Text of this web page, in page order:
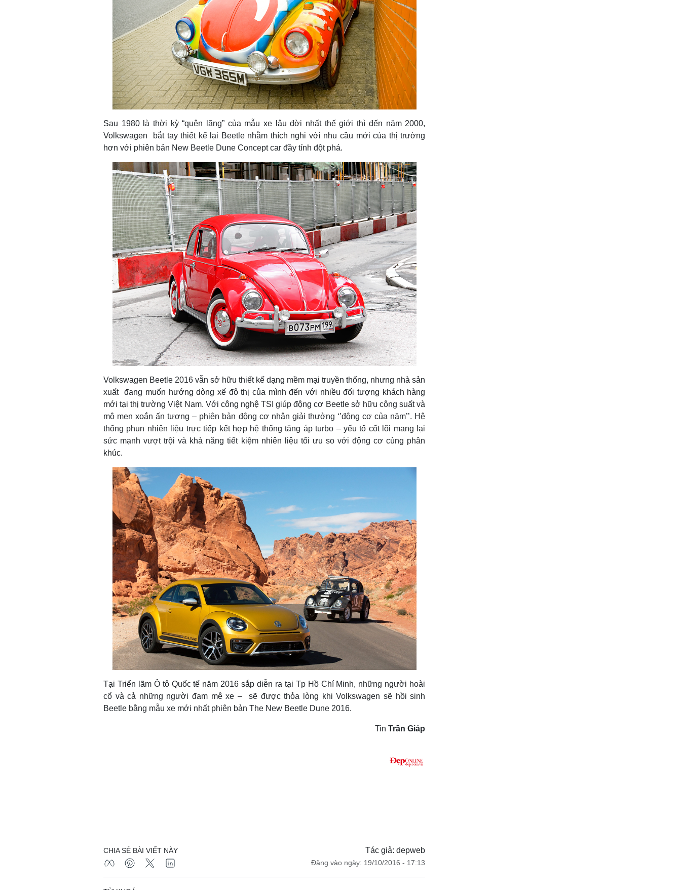
Sau 1980 là thời kỳ “quên lãng” của mẫu xe lâu đời nhất thế giới thì đến năm 2000,
Volkswagen bắt tay thiết kế lại Beetle nhằm thích nghi với nhu cầu mới của thị trường
hơn với phiên bản New Beetle Dune Concept car đầy tính đột phá.
Volkswagen Beetle 2016 vẫn sở hữu thiết kế dạng mềm mại truyền thống, nhưng nhà sản
xuất đang muốn hướng dòng xế đô thị của mình đến với nhiều đối tượng khách hàng
mới tại thị trường Việt Nam. Với công nghệ TSI giúp động cơ Beetle sở hữu công suất và
mô men xoắn ấn tượng – phiên bản động cơ nhận giải thưởng ‘’động cơ của năm’’. Hệ
thống phun nhiên liệu trực tiếp kết hợp hệ thống tăng áp turbo – yếu tố cốt lõi mang lại
sức mạnh vượt trội và khả năng tiết kiệm nhiên liệu tối ưu so với động cơ cùng phân
khúc.
Tại Triển lãm Ô tô Quốc tế năm 2016 sắp diễn ra tại Tp Hồ Chí Minh, những người hoài
cổ và cả những người đam mê xe – sẽ được thỏa lòng khi Volkswagen sẽ hồi sinh
Beetle bằng mẫu xe mới nhất phiên bản The New Beetle Dune 2016.
TinTrần Giáp
Tác giả: depweb
Đăng vào ngày: 19/10/2016 - 17:13
CHIA SẺ BÀI VIẾT NÀY